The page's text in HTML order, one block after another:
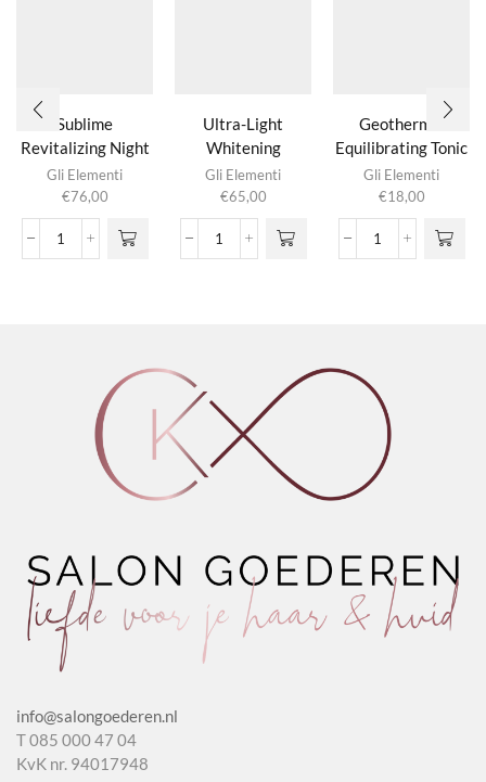
Sublime
Revitalizing Night
Cream
Gli Elementi
€76,00
Sublime
Ultra-Light
Whitening
Emulsion SPF 15
Gli Elementi
€65,00
Ultra-
Geothermal
Equilibrating Tonic
Gli Elementi
€18,00
Geothermal
info@salongoederen.nl
T 085 000 47 04
KvK nr. 94017948